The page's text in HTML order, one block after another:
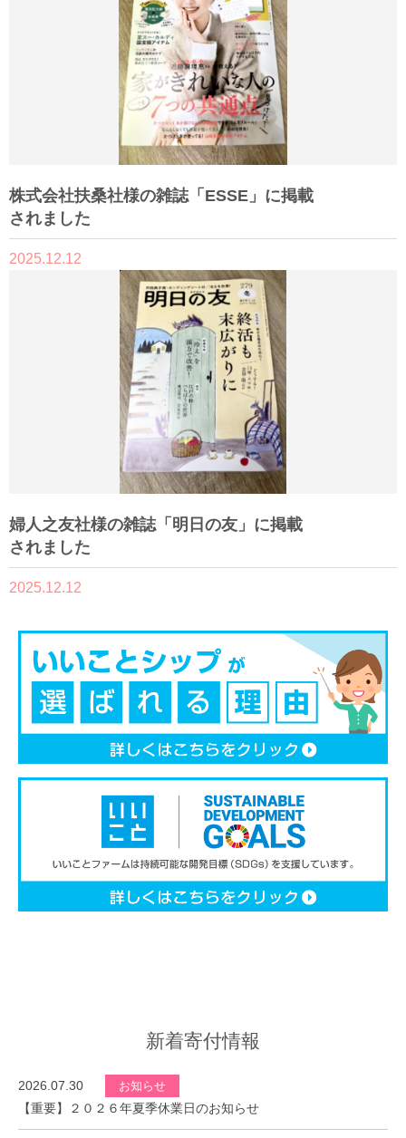
株式会社扶桑社様の雑誌「ESSE」に掲載
されました
2025.12.12
婦人之友社様の雑誌「明日の友」に掲載
されました
2025.12.12
新着寄付情報
2026.07.30 お知らせ
【重要】２０２６年夏季休業日のお知らせ